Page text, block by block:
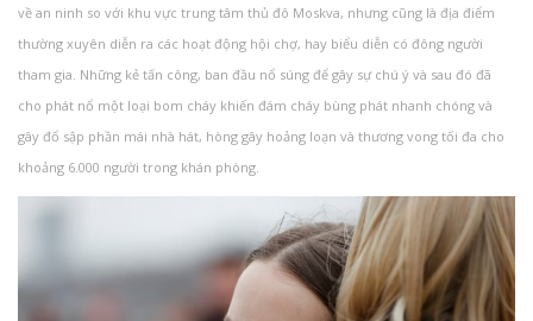
về an ninh so với khu vực trung tâm thủ đô Moskva, nhưng cũng là địa điểm
thường xuyên diễn ra các hoạt động hội chợ, hay biểu diễn có đông người
tham gia. Những kẻ tấn công, ban đầu nổ súng để gây sự chú ý và sau đó đã
cho phát nổ một loại bom cháy khiến đám cháy bùng phát nhanh chóng và
gây đổ sập phần mái nhà hát, hòng gây hoảng loạn và thương vong tối đa cho
khoảng 6.000 người trong khán phòng.